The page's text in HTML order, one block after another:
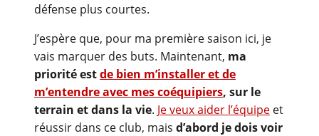
défense plus courtes.
J’espère que, pour ma première saison ici, je
vais marquer des buts. Maintenant, ma
priorité estde bien m’installer et de
m’entendre avec mes coéquipiers, sur le
terrain et dans la vie. Je veux aider l’équipe et
réussir dans ce club, mais d’abord je dois voir